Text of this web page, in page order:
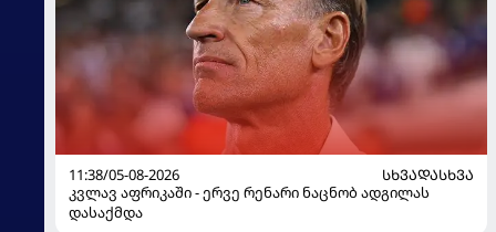
11:38/05-08-2026
ᲡᲮᲕᲐᲓᲐᲡᲮᲕᲐ
კვლავ აფრიკაში - ერვე რენარი ნაცნობ ადგილას
დასაქმდა